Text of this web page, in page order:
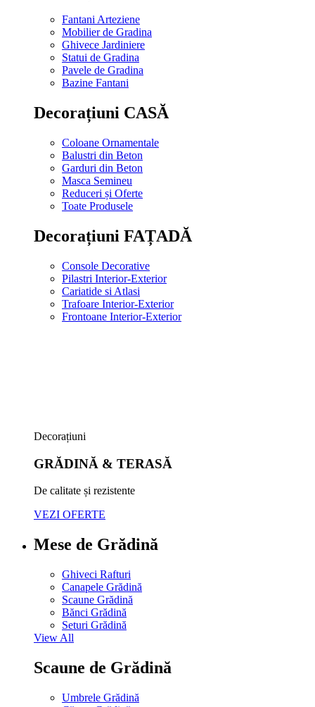
Fantani Arteziene
Mobilier de Gradina
Ghivece Jardiniere
Statui de Gradina
Pavele de Gradina
Bazine Fantani
Decorațiuni CASĂ
Coloane Ornamentale
Balustri din Beton
Garduri din Beton
Masca Semineu
Reduceri și Oferte
Toate Produsele
Decorațiuni FAȚADĂ
Console Decorative
Pilastri Interior-Exterior
Cariatide si Atlasi
Trafoare Interior-Exterior
Frontoane Interior-Exterior
Decorațiuni
GRĂDINĂ & TERASĂ
De calitate și rezistente
VEZI OFERTE
Mese de Grădină
Ghiveci Rafturi
Canapele Grădină
Scaune Grădină
Bănci Grădină
Seturi Grădină
View All
Scaune de Grădină
Umbrele Grădină